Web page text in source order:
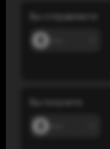
Вы отправляете